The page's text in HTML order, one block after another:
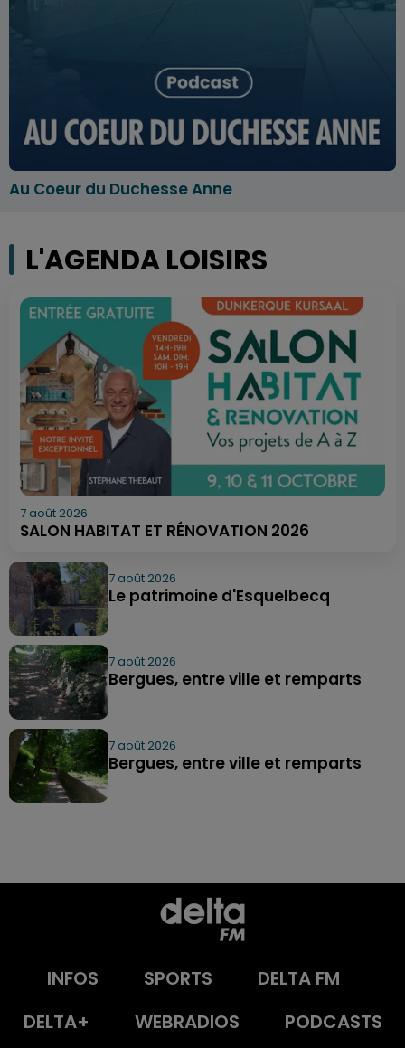
Au Coeur du Duchesse Anne
L'AGENDA LOISIRS
7 août 2026
SALON HABITAT ET RÉNOVATION 2026
7 août 2026
Le patrimoine d'Esquelbecq
7 août 2026
Bergues, entre ville et remparts
7 août 2026
Bergues, entre ville et remparts
INFOS SPORTS
DELTA FM
DELTA+
WEBRADIOS PODCASTS